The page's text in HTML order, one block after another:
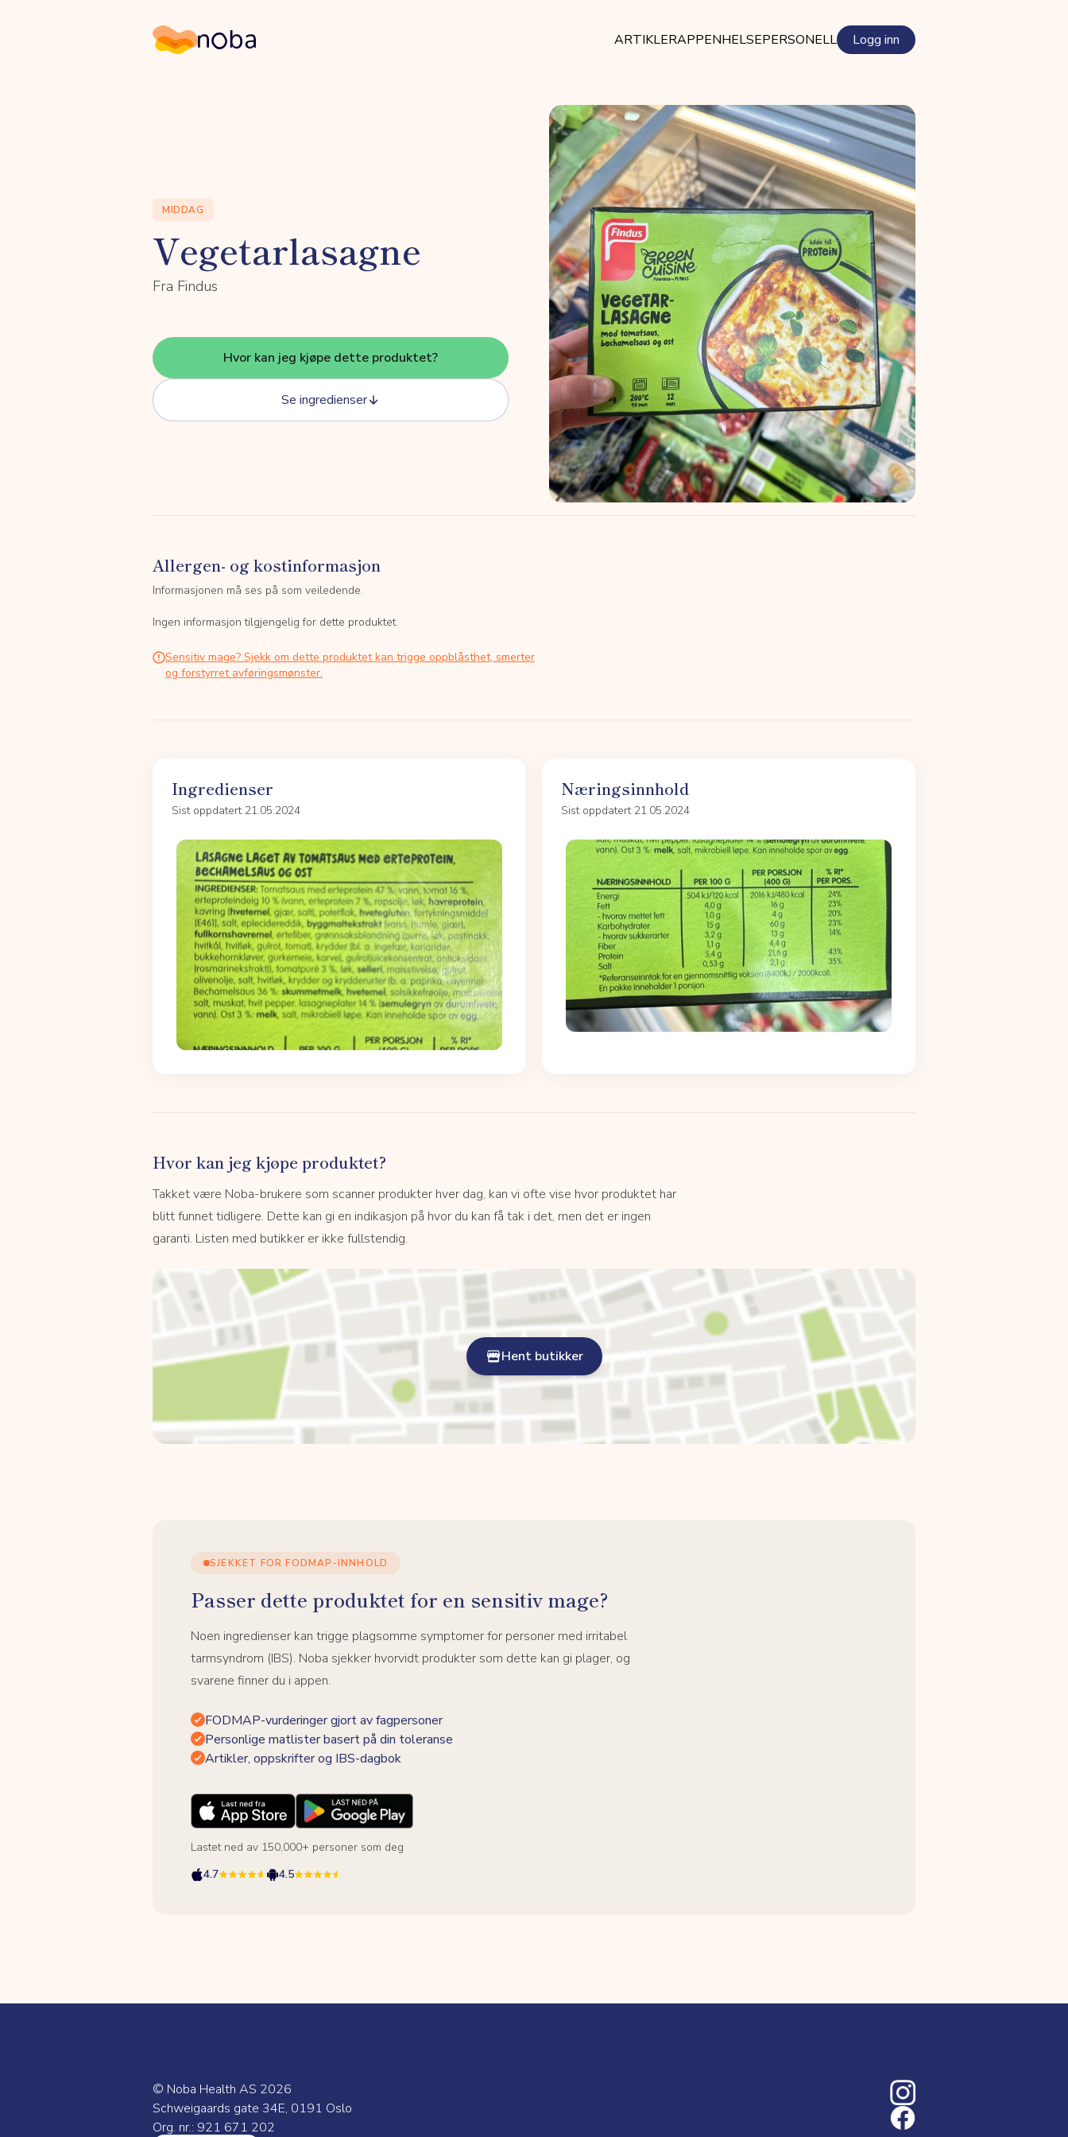
Noba ARTIKLERAPPENHELSEPERSONELL Logg inn
MIDDAG
Vegetarlasagne
Fra Findus
Hvor kan jeg kjøpe dette produktet?
Se ingredienser
Allergen- og kostinformasjon
Informasjonen må ses på som veiledende.
Ingen informasjon tilgjengelig for dette produktet.
Sensitiv mage? Sjekk om dette produktet kan trigge oppblåsthet, smerter
og forstyrret avføringsmønster.
Ingredienser
Sist oppdatert 21.05.2024
Næringsinnhold
Sist oppdatert 21.05.2024
Hvor kan jeg kjøpe produktet?
Takket være Noba-brukere som scanner produkter hver dag, kan vi ofte vise hvor produktet har
blitt funnet tidligere. Dette kan gi en indikasjon på hvor du kan få tak i det, men det er ingen
garanti. Listen med butikker er ikke fullstendig.
Hent butikker
SJEKKET FOR FODMAP-INNHOLD
Passer dette produktet for en sensitiv mage?
Noen ingredienser kan trigge plagsomme symptomer for personer med irritabel
tarmsyndrom (IBS). Noba sjekker hvorvidt produkter som dette kan gi plager, og
svarene finner du i appen.
FODMAP-vurderinger gjort av fagpersoner
Personlige matlister basert på din toleranse
Artikler, oppskrifter og IBS-dagbok
Lastet ned av 150,000+ personer som deg
4.7
4.5
© Noba Health AS 2026
Schweigaards gate 34E, 0191 Oslo
Org. nr.: 921 671 202